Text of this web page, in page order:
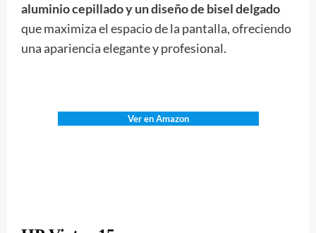
aluminio cepillado y un diseño de bisel delgado
que maximiza el espacio de la pantalla, ofreciendo
una apariencia elegante y profesional.
Ver en Amazon